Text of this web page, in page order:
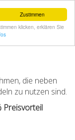
Zustimmen
klicken, erklären Sie
die neben
zu nutzen sind.
Preisvorteil